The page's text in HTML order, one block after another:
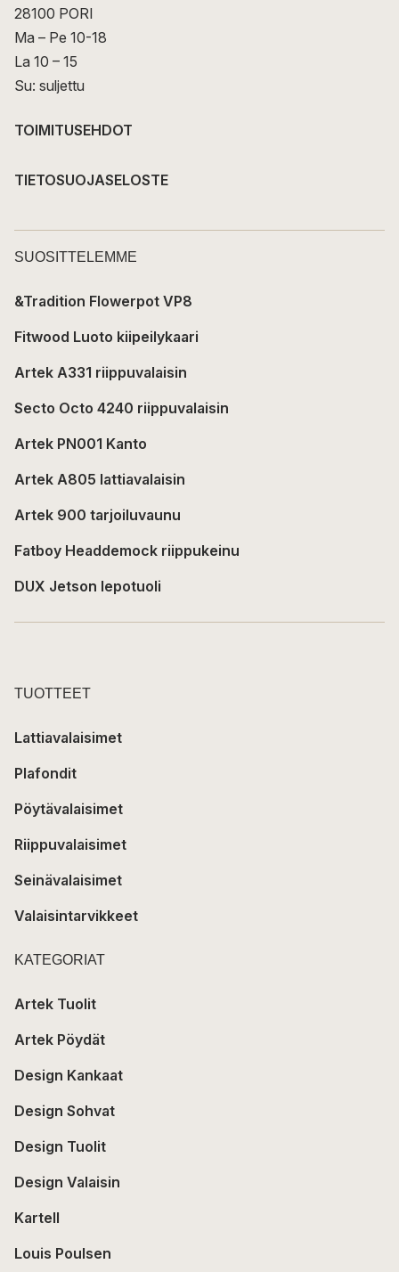
28100 PORI
Ma – Pe 10-18
La 10 – 15
Su: suljettu
TOIMITUSEHDOT
TIETOSUOJASELOSTE
SUOSITTELEMME
&Tradition Flowerpot VP8
Fitwood Luoto kiipeilykaari
Artek A331 riippuvalaisin
Secto Octo 4240 riippuvalaisin
Artek PN001 Kanto
Artek A805 lattiavalaisin
Artek 900 tarjoiluvaunu
Fatboy Headdemock riippukeinu
DUX Jetson lepotuoli
TUOTTEET
Lattiavalaisimet
Plafondit
Pöytävalaisimet
Riippuvalaisimet
Seinävalaisimet
Valaisintarvikkeet
KATEGORIAT
Artek Tuolit
Artek Pöydät
Design Kankaat
Design Sohvat
Design Tuolit
Design Valaisin
Kartell
Louis Poulsen